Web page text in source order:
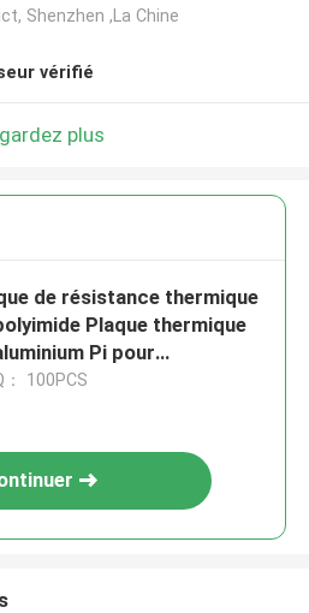
Shenzhen ,La Chine
vérifié
plus
de résistance thermique
Plaque thermique
Pi pour
industrielles
： 100PCS